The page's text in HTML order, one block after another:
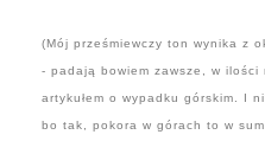
(Mój prześmiewczy ton wynika z
- padają bowiem zawsze, w
artykułem o wypadku górskim. I
bo tak, pokora w górach to w